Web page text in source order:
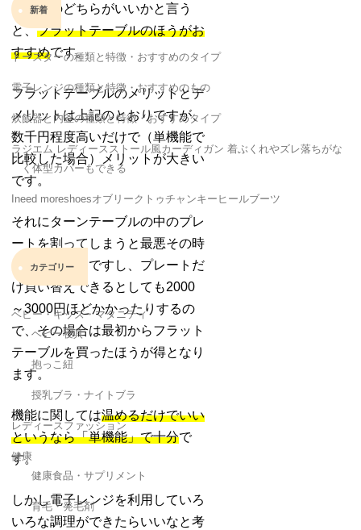
ーブルのどちらがいいかと言う
と、フラットテーブルのほうがお
すすめです。
フラットテーブルのメリットとデ
メリットは上記のとおりですが、
数千円程度高いだけで（単機能で
比較した場合）メリットが大きい
です。
それにターンテーブルの中のプレ
ートを割ってしまうと最悪その時
点で買い替えですし、プレートだ
け買い替えできるとしても2000
～3000円ほどかかったりするの
で、その場合は最初からフラット
テーブルを買ったほうが得となり
ます。
機能に関しては温めるだけでいい
というなら「単機能」で十分で
す。
しかし電子レンジを利用していろ
いろな調理ができたらいいなと考
新着
トースターの種類と特徴・おすすめのタイプ
電子レンジの種類と特徴・おすすめのもの
炊飯器と内釜の種類と特徴・おすすめタイプ
ラジエム レディースストール風カーディガン 着ぶくれやズレ落ちがな
く体型カバーもできる
Ineed moreshoesオブリークトゥチャンキーヒールブーツ
カテゴリー
ベビー・キッズ・マタニティ
ベビー寝具
抱っこ紐
授乳ブラ・ナイトブラ
レディースファッション
健康
健康食品・サプリメント
育毛・発毛剤